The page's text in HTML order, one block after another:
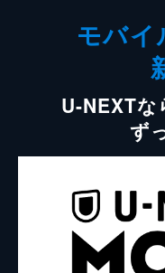
モバ
U-NEXT
ず